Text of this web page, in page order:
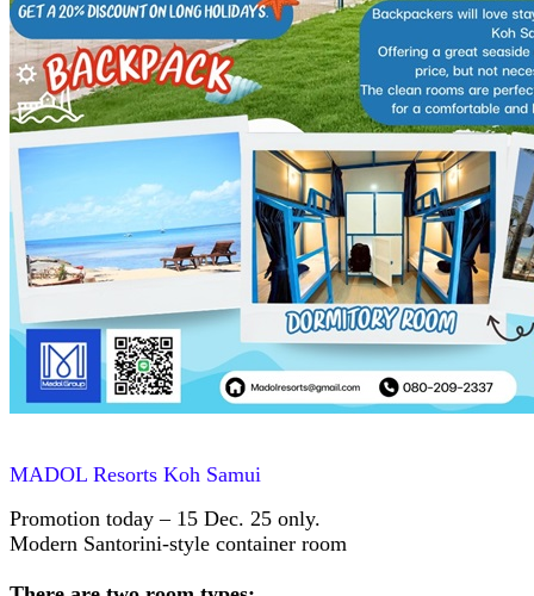
MADOL Resorts Koh Samui
Promotion today – 15 Dec. 25 only.
Modern Santorini-style container room